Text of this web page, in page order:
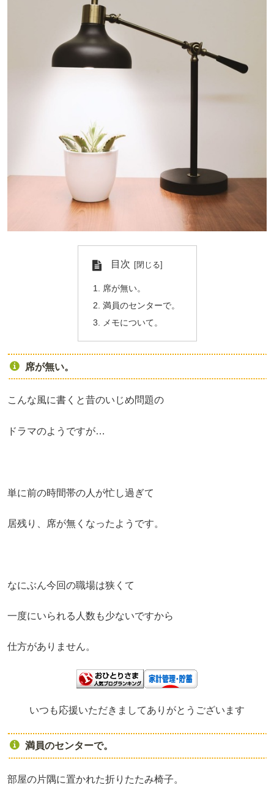
目次
席が無い。
満員のセンターで。
メモについて。
席が無い。
こんな風に書くと昔のいじめ問題の
ドラマのようですが…
単に前の時間帯の人が忙し過ぎて
居残り、席が無くなったようです。
なにぶん今回の職場は狭くて
一度にいられる人数も少ないですから
仕方がありません。
いつも応援いただきましてありがとうございます
満員のセンターで。
部屋の片隅に置かれた折りたたみ椅子。